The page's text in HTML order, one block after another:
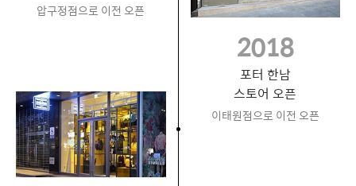
압구정점으로 이전 오픈
2018
포터 한남
스토어 오픈
이태원점으로 이전 오픈